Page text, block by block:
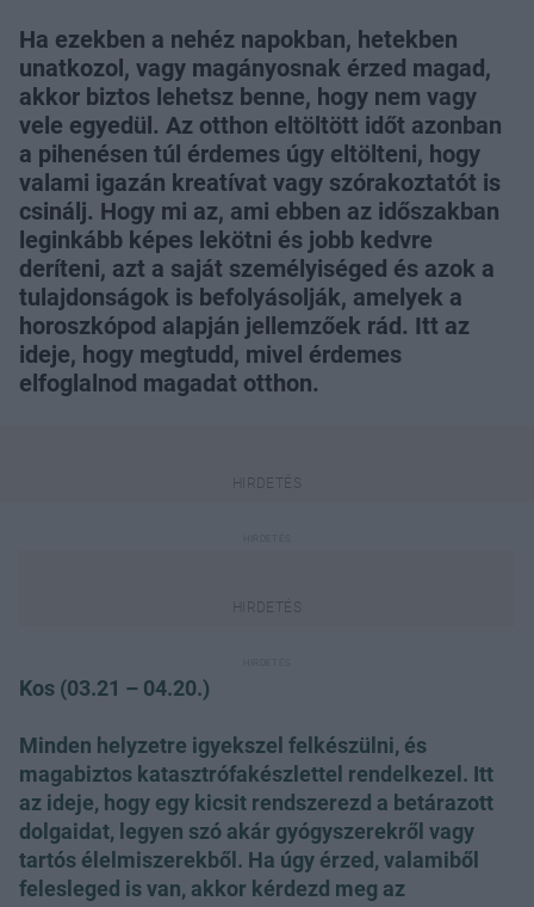
Ha ezekben a nehéz napokban, hetekben
unatkozol, vagy magányosnak érzed magad,
akkor biztos lehetsz benne, hogy nem vagy
vele egyedül. Az otthon eltöltött időt azonban
a pihenésen túl érdemes úgy eltölteni, hogy
valami igazán kreatívat vagy szórakoztatót is
csinálj. Hogy mi az, ami ebben az időszakban
leginkább képes lekötni és jobb kedvre
deríteni, azt a saját személyiséged és azok a
tulajdonságok is befolyásolják, amelyek a
horoszkópod alapján jellemzőek rád. Itt az
ideje, hogy megtudd, mivel érdemes
elfoglalnod magadat otthon.
Kos (03.21 – 04.20.)
Minden helyzetre igyekszel felkészülni, és
magabiztos katasztrófakészlettel rendelkezel. Itt
az ideje, hogy egy kicsit rendszerezd a betárazott
dolgaidat, legyen szó akár gyógyszerekről vagy
tartós élelmiszerekből. Ha úgy érzed, valamiből
felesleged is van, akkor kérdezd meg az